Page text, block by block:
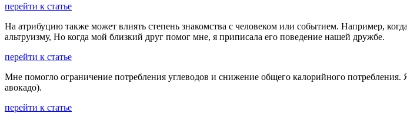
перейти к статье
На атрибуцию также может влиять степень знакомства с человеком или событием. Например,
альтруизму, Но когда мой близкий друг помог мне, я приписала его поведение нашей дружбе.
перейти к статье
Мне помогло ограничение потребления углеводов и снижение общего калорийного
авокадо).
перейти к статье